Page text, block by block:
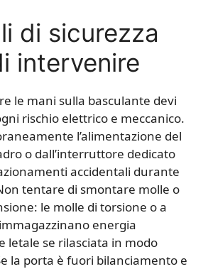
di sicurezza
intervenire
le mani sulla basculante devi
rischio elettrico e meccanico.
l’alimentazione del
o dall’interruttore dedicato
accidentali durante
tentare di smontare molle o
le molle di torsione o a
energia
letale se rilasciata in modo
la porta è fuori bilanciamento e